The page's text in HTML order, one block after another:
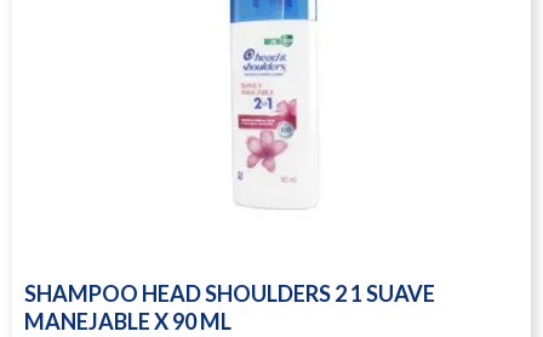
SHAMPOO HEAD SHOULDERS 2 1 SUAVE
MANEJABLE X 90 ML